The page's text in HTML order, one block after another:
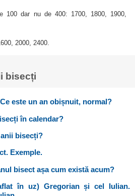
100 dar nu de 400: 1700, 1800, 1900,
2000, 2400.
bisecți
este un an obișnuit, normal?
în calendar?
anii bisecți?
Exemple.
bisect așa cum există acum?
în uz) Gregorian și cel Iulian.